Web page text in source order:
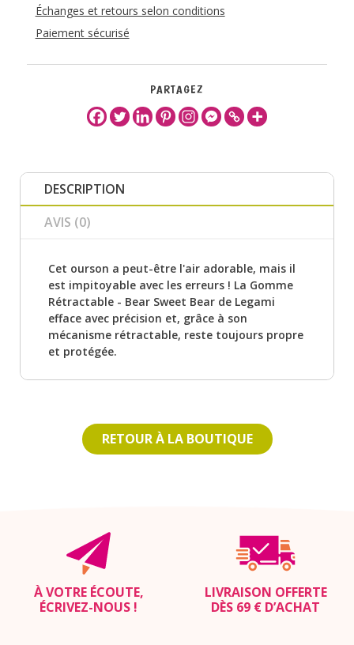
Échanges et retours selon conditions
Paiement sécurisé
PARTAGEZ
DESCRIPTION
AVIS (0)
Cet ourson a peut-être l'air adorable, mais il
est impitoyable avec les erreurs ! La Gomme
Rétractable - Bear Sweet Bear de Legami
efface avec précision et, grâce à son
mécanisme rétractable, reste toujours propre
et protégée.
RETOUR À LA BOUTIQUE
À VOTRE ÉCOUTE,
ÉCRIVEZ-NOUS !
LIVRAISON OFFERTE
DÈS 69 € D’ACHAT